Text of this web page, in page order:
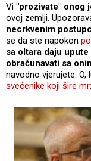
Vi "prozivate" onog
ovoj zemlji.
necrkvenim
se da ste napokon
sa oltara daju
obračunavati sa
navodno vjerujete.
svećenike koji šire